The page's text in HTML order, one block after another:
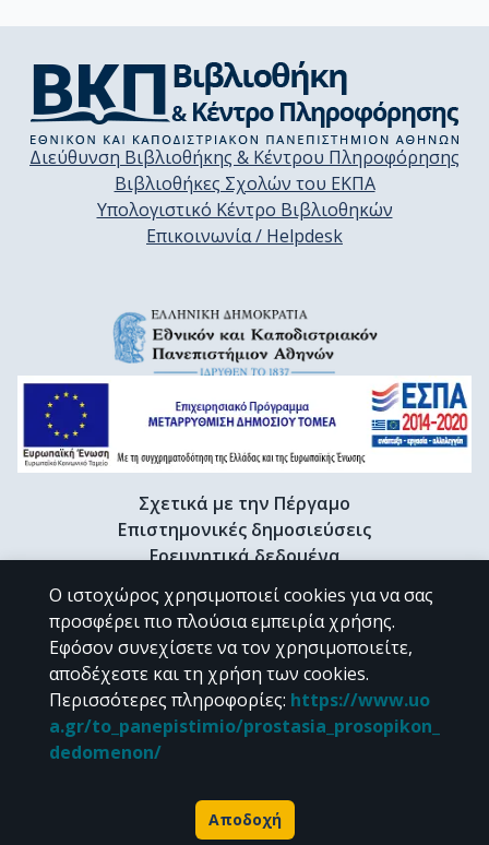
Διεύθυνση Βιβλιοθήκης & Κέντρου Πληροφόρησης
Βιβλιοθήκες Σχολών του ΕΚΠΑ
Υπολογιστικό Κέντρο Βιβλιοθηκών
Επικοινωνία / Helpdesk
Σχετικά με την Πέργαμο
Επιστημονικές δημοσιεύσεις
Ερευνητικά δεδομένα
Διδακτορικές διατριβές & Γκρίζα βιβλιογραφία
Προφίλ Ερευνητή
CC BY-NC 4.0
Εκτός αν αναφέρεται διαφορετικά, το υλικό της "Περγάμου" διατίθεται
Powered by
Ο ιστοχώρος χρησιμοποιεί cookies για να σας
προσφέρει πιο πλούσια εμπειρία χρήσης.
Εφόσον συνεχίσετε να τον χρησιμοποιείτε,
αποδέχεστε και τη χρήση των cookies.
Περισσότερες πληροφορίες: https://www.uo
a.gr/to_panepistimio/prostasia_prosopikon_
dedomenon/
Αποδοχή